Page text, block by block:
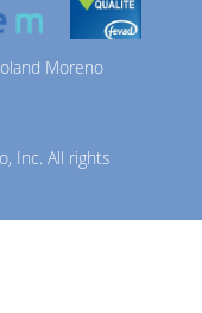
Moreno
Inc. All rights